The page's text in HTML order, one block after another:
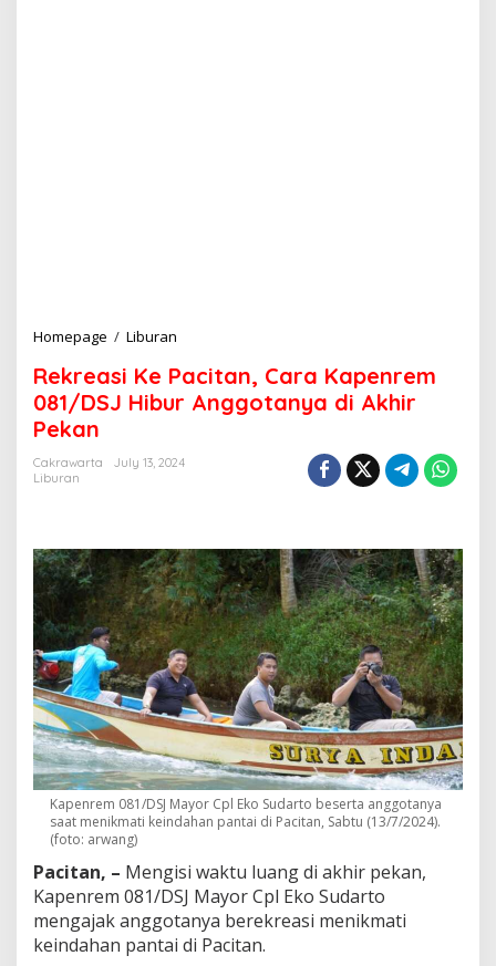
Homepage / Liburan
k
r
e
s
a
c
i
t
a
n
,
C
a
r
a
K
a
p
r
e
m
0
8
Rekreasi Ke Pacitan, Cara Kapenrem
081/DSJ Hibur Anggotanya di Akhir
Pekan
Cakrawarta
July 13, 2024
Liburan
Kapenrem 081/DSJ Mayor Cpl Eko Sudarto beserta anggotanya
saat menikmati keindahan pantai di Pacitan, Sabtu (13/7/2024).
(foto: arwang)
Pacitan, – Mengisi waktu luang di akhir pekan,
Kapenrem 081/DSJ Mayor Cpl Eko Sudarto
mengajak anggotanya berekreasi menikmati
keindahan pantai di Pacitan.